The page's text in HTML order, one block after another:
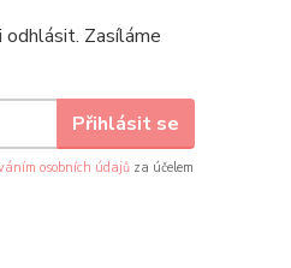
Zasíláme
Přihlásit se
osobních údajů za účelem